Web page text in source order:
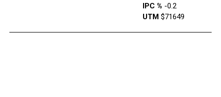
IPC % -0.2
UTM$71649